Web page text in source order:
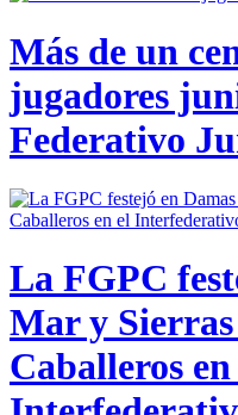
Más de un
jugadores
Federativo
La FGPC
Mar y Sierras
Caballeros en